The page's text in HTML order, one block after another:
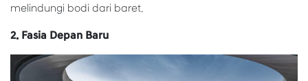
melindungi bodi dari baret.
2. Fasia Depan Baru